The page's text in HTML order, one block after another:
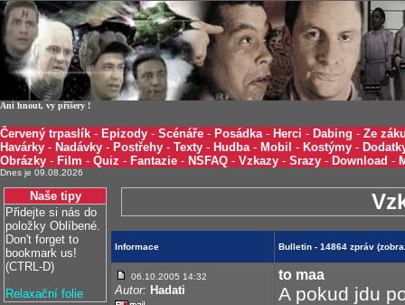
Ani hnout, vy příšery !
Červený trpaslík - Epizody - Scénáře - Posádka- Herci - Dabing - Ze
Havárky - Nadávky - Postřehy - Texty - Hudba- Mobil - Kostýmy -
Obrázky - Film - Quiz - Fantazie - NSFAQ - Vzkazy - Srazy - Download -
Dnes je 09.08.2026
Naše tipy
Přidejte si nás do
položky Oblíbené.
Don't forget to
bookmark us!
(CTRL-D)
Relaxační folie
Informace Bulletin - 14864 zpráv
06.10.2005 14:32
Autor: Hadati
to maa
A pokud jdu